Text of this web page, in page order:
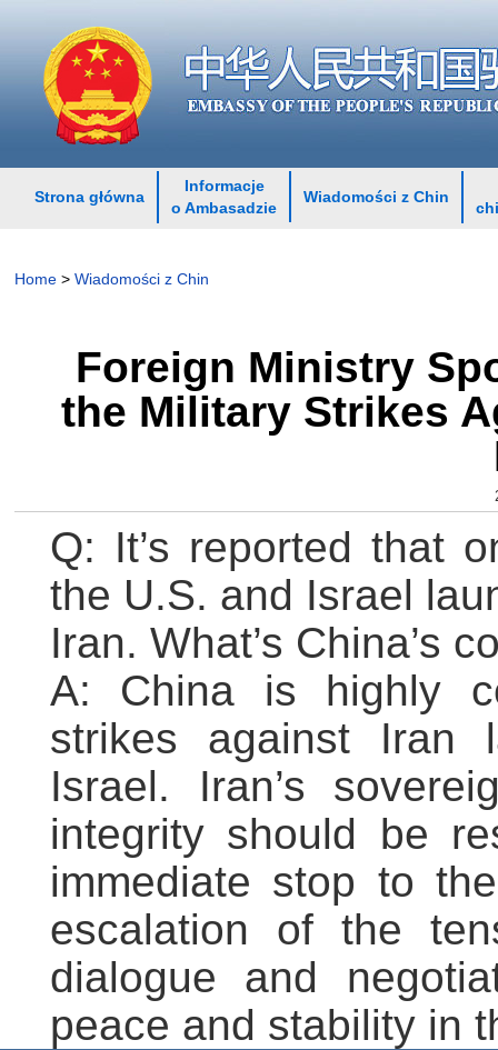
Strona główna
Informacje
o Ambasadzie
Wiadomości z Chin
Home > Wiadomości z Chin
Foreign Ministry
the Military Strikes
Q: It’s reported that
the U.S. and Israel
Iran. What’s China’s
A: China is highly
strikes against Iran
Israel. Iran’s
integrity should be
immediate stop to
escalation of the
dialogue and
peace and stability in